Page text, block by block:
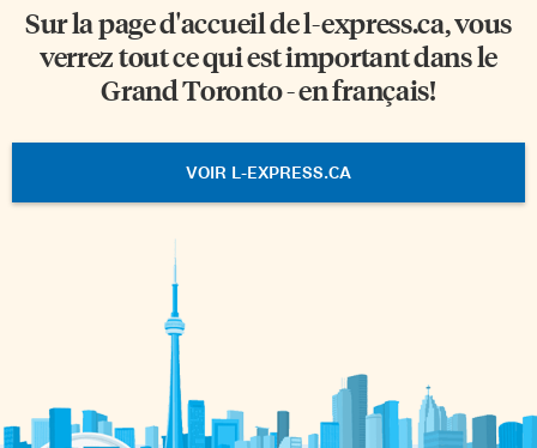
Sur la page d'accueil del-express.ca, vous
verrez tout ce qui est important dans le
Grand Toronto - en français!
VOIR L-EXPRESS.CA